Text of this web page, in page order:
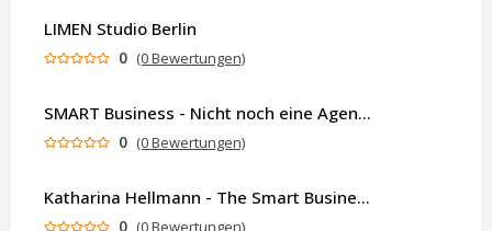
LIMEN Studio Berlin
0 (0 Bewertungen)
SMART Business - Nicht noch eine Agentur. Sondern ein Partner, der dein Business als Ganzes denkt.
0 (0 Bewertungen)
Katharina Hellmann - The Smart Business Coach
0 (0 Bewertungen)